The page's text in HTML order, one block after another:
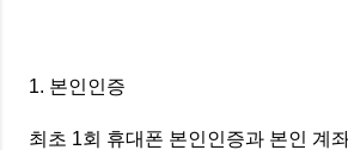
1. 본인인증
최초 1회 휴대폰 본인인증과 본인 계